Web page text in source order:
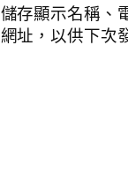
存顯示名稱、
址，以供下次